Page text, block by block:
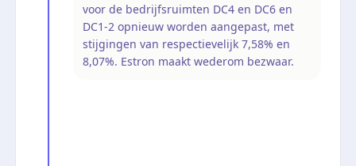
voor de bedrijfsruimten DC4 en DC6 en
DC1-2 opnieuw worden aangepast, met
stijgingen van respectievelijk 7,58% en
8,07%. Estron maakt wederom bezwaar.